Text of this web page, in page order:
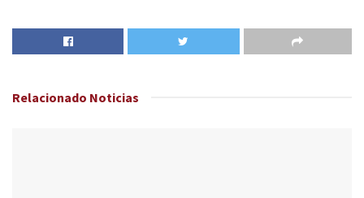
Relacionado Noticias